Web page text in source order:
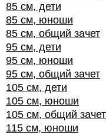
85 см, дети
85 см, юноши
85 см, общий зачет
95 см, дети
95 см, юноши
95 см, общий зачет
105 см, дети
105 см, юноши
105 см, общий зачет
115 см, юноши